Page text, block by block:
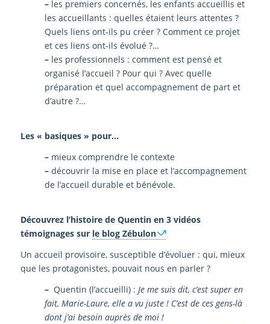
– les premiers concernés, les enfants accueillis et
les accueillants : quelles étaient leurs attentes ?
Quels liens ont-ils pu créer ? Comment ce projet
et ces liens ont-ils évolué ?…
– les professionnels : comment est pensé et
organisé l’accueil ? Pour qui ? Avec quelle
préparation et quel accompagnement de part et
d’autre ?…
Les « basiques » pour…
– mieux comprendre le contexte
– découvrir la mise en place et l’accompagnement
de l’accueil durable et bénévole.
Découvrez l’histoire de Quentin en 3 vidéos
témoignages sur le blog Zébulon
Un accueil provisoire, susceptible d’évoluer : qui, mieux
que les protagonistes, pouvait nous en parler ?
– Quentin (l’accueilli) : Je me suis dit, c’est super en
fait, Marie-Laure, elle a vu juste ! C’est de ces gens-là
dont j’ai besoin auprès de moi !